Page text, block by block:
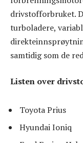
drivstofforbruket.
turboladere,
samtidig som de
Listen over
Toyota Prius
Hyundai Ioniq